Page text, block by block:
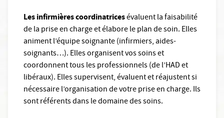
Les infirmières coordinatricesévaluent la faisabilité
de la prise en charge et élabore le plan de soin. Elles
animent l’équipe soignante (infirmiers, aides-
soignants…). Elles organisent vos soins et
coordonnent tous les professionnels (de l’HAD et
libéraux). Elles supervisent, évaluent et réajustent si
nécessaire l’organisation de votre prise en charge. Ils
sont référents dans le domaine des soins.